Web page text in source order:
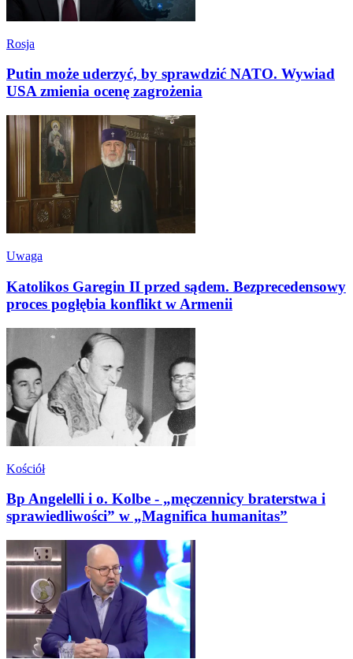
Rosja
Putin może uderzyć, by sprawdzić NATO. Wywiad
USA zmienia ocenę zagrożenia
Uwaga
Katolikos Garegin II przed sądem. Bezprecedensowy
proces pogłębia konflikt w Armenii
Kościół
Bp Angelelli i o. Kolbe - „męczennicy braterstwa i
sprawiedliwości” w „Magnifica humanitas”